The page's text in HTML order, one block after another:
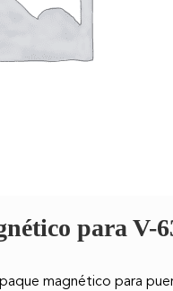
para V-
magnético para